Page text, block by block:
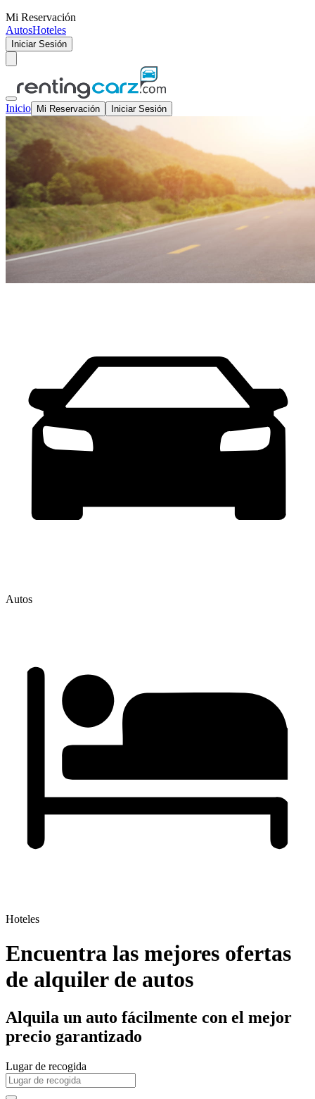
Mi Reservación
AutosHoteles
Iniciar Sesión
Inicio Mi Reservación Iniciar Sesión
Autos
Hoteles
Encuentra las mejores ofertas
de alquiler de autos
Alquila un auto fácilmente con el mejor
precio garantizado
Lugar de recogida